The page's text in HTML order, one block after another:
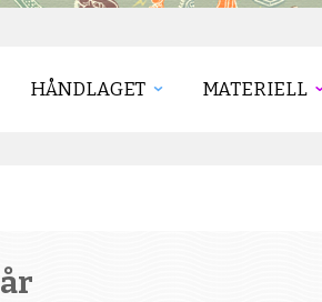
HÅNDLAGET MATERIELL